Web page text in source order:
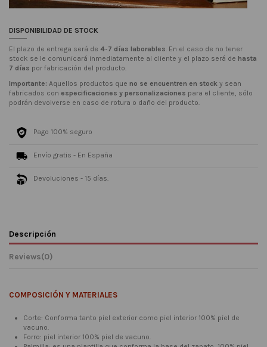
DISPONIBILIDAD DE STOCK
El plazo de entrega será de 4-7 días laborables. En el caso de no tener
stock se le comunicará inmediatamente al cliente y el plazo será de hasta
7 días por fabricación del producto.
Importante: Aquellos productos que no se encuentren en stock y sean
fabricados con especificaciones y personalizaciones para el cliente, sólo
podrán devolverse en caso de rotura o daño del producto.
Pago 100% seguro
Envío gratis - En España
Devoluciones - 15 días.
Descripción
Reviews(0)
COMPOSICIÓN Y MATERIALES
Corte: Conforma tanto piel exterior como piel interior 100% piel de
vacuno.
Forro: piel interior 100% piel de vacuno.